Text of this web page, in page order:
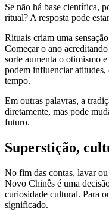
Se não há base científica,
ritual? A resposta pode
Rituais criam uma
Começar o ano
sorte aumenta o otimismo
podem influenciar atitudes,
tempo.
Em outras palavras, a
diretamente, mas pode
futuro.
Superstição,
No fim das contas, lavar
Novo Chinês é uma
curiosidade cultural. Para
significado.